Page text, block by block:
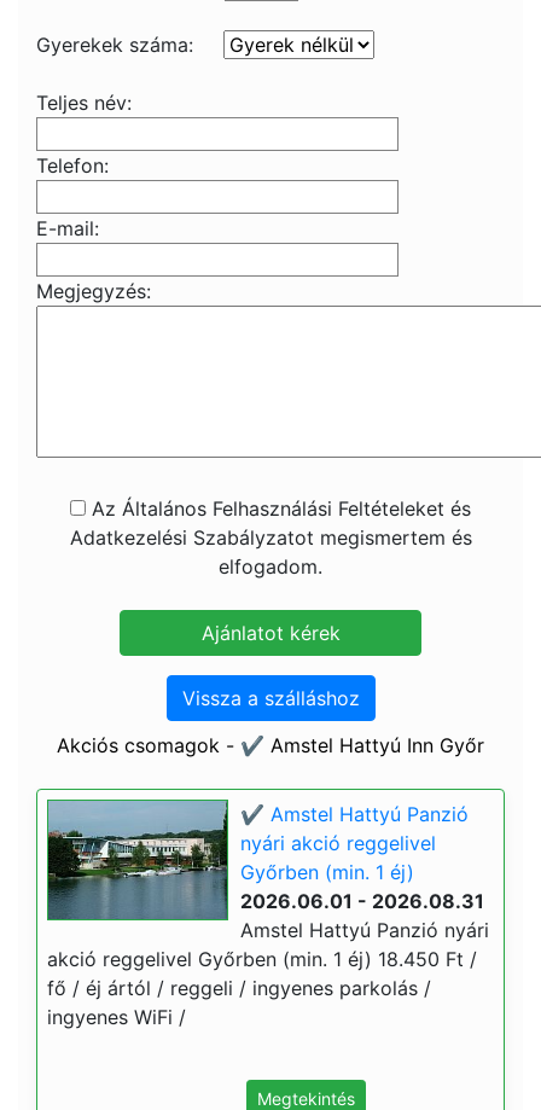
Gyerekek száma:
Teljes név:
Telefon:
E-mail:
Megjegyzés:
Az Általános Felhasználási Feltételeket és
Adatkezelési Szabályzatot megismertem és
elfogadom.
Vissza a szálláshoz
Akciós csomagok - ✔️ Amstel Hattyú Inn Győr
✔️ Amstel Hattyú Panzió
nyári akció reggelivel
Győrben (min. 1 éj)
2026.06.01 - 2026.08.31
Amstel Hattyú Panzió nyári
akció reggelivel Győrben (min. 1 éj) 18.450 Ft /
fő / éj ártól / reggeli / ingyenes parkolás /
ingyenes WiFi /
Megtekintés